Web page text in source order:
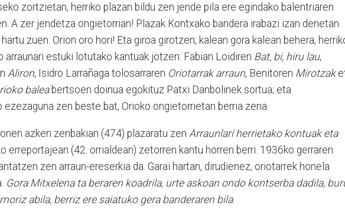
zortzietan, herriko plazan bildu zen jende pila ere egindako balentriaren
A zer jendetza ongietorrian! Plazak Kontxako bandera irabazi izan denetan
zuen. Orion oro hori! Eta giroa girotzen, kalean gora kalean behera,
arraunari estuki lotutako kantuak jotzen: Fabian Loidiren Bat, bi, hiru lau,
Aliron, Isidro Larrañaga tolosarraren Oriotarrak arraun, Benitoren Mirotzak
baleabertsoen doinua egokituz Patxi Danbolinek sortua; eta
ezezaguna zen beste bat, Orioko ongietorrietan berria zena.
azken zenbakian (474) plazaratu zen Arraunlari herrietako kontuak eta
erreportajean (42. orrialdean) zetorren kantu horren berri. 1936ko gerraren
zen arraun-ereserkia da. Garai hartan, dirudienez, oriotarrek honela
Gora Mitxelena ta beraren koadrila, urte askoan ondo kontserba dadila,
abila, berriz ere saiatuko gera banderaren bila.